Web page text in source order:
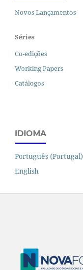
Novos Lançamentos
Séries
Co-edições
Working Papers
Catálogos
IDIOMA
Português (Portugal)
English